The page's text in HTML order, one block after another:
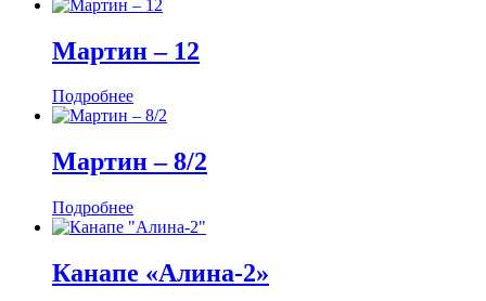
Мартин ‒ 12
Подробнее
Мартин ‒ 8/2
Подробнее
Канапе «Алина-2»